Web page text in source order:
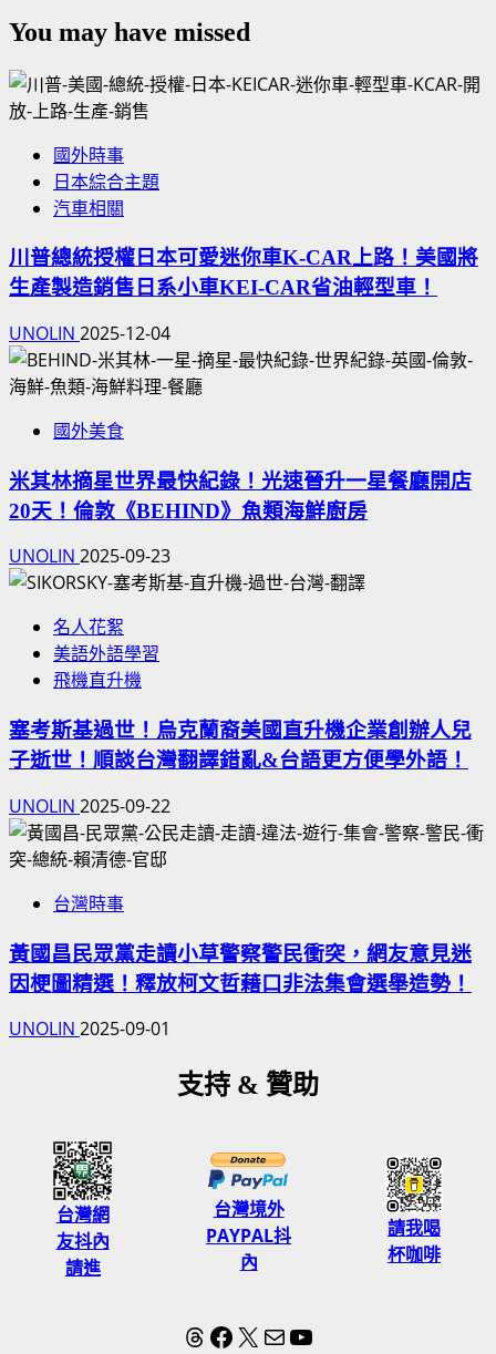
You may have missed
國外時事
日本綜合主題
汽車相關
川普總統授權日本可愛迷你車K-CAR上路！美國將
生產製造銷售日系小車KEI-CAR省油輕型車！
UNOLIN 2025-12-04
國外美食
米其林摘星世界最快紀錄！光速晉升一星餐廳開店
20天！倫敦《BEHIND》魚類海鮮廚房
UNOLIN 2025-09-23
名人花絮
美語外語學習
飛機直升機
塞考斯基過世！烏克蘭裔美國直升機企業創辦人兒
子逝世！順談台灣翻譯錯亂&台語更方便學外語！
UNOLIN 2025-09-22
台灣時事
黃國昌民眾黨走讀小草警察警民衝突，網友意見迷
因梗圖精選！釋放柯文哲藉口非法集會選舉造勢！
UNOLIN 2025-09-01
支持 & 贊助
台灣網
友抖內
請進
台灣境外
PAYPAL抖
內
請我喝
杯咖啡
Threads
Facebook
X 電子郵件YouTube